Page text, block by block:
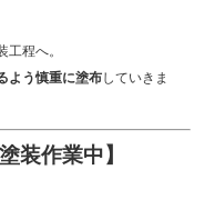
程へ。
よう慎重に塗布していきま
装作業中】